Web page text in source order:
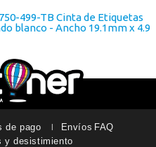
499-TB Cinta de Etiquetas
blanco - Ancho 19.1mm x 4.9
de pago Envíos FAQ
y desistimiento